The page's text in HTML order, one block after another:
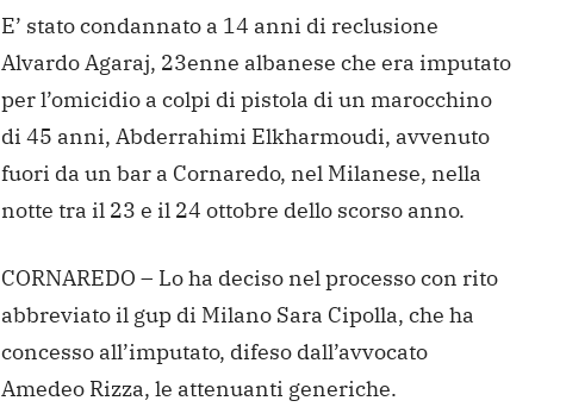
E’ stato condannato a 14 anni di reclusione
Alvardo Agaraj, 23enne albanese che era imputato
per l’omicidio a colpi di pistola di un marocchino
di 45 anni, Abderrahimi Elkharmoudi, avvenuto
fuori da un bar a Cornaredo, nel Milanese, nella
notte tra il 23 e il 24 ottobre dello scorso anno.
CORNAREDO – Lo ha deciso nel processo con rito
abbreviato il gup di Milano Sara Cipolla, che ha
concesso all’imputato, difeso dall’avvocato
Amedeo Rizza, le attenuanti generiche.